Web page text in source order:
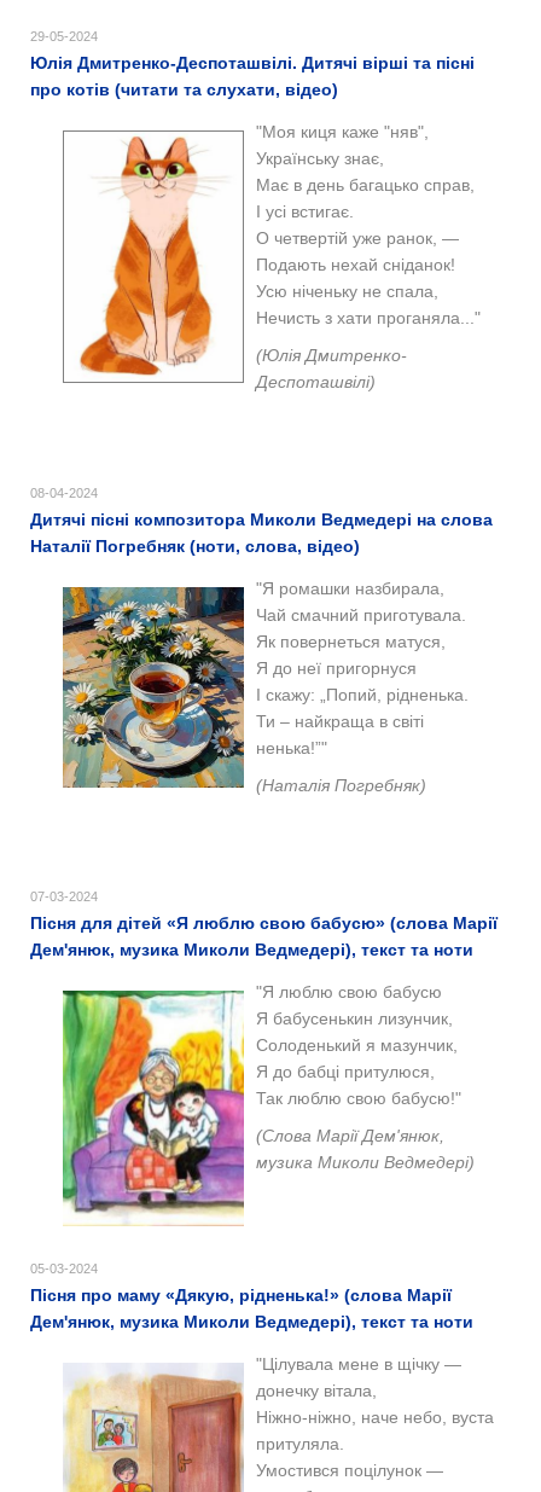
29-05-2024
Юлія Дмитренко-Деспоташвілі. Дитячі вірші та пісні
про котів (читати та слухати, відео)
"Моя киця каже "няв",
Українську знає,
Має в день багацько справ,
І усі встигає.
О четвертій уже ранок, —
Подають нехай сніданок!
Усю ніченьку не спала,
Нечисть з хати проганяла..."
(Юлія Дмитренко-
Деспоташвілі)
08-04-2024
Дитячі пісні композитора Миколи Ведмедері на слова
Наталії Погребняк (ноти, слова, відео)
"Я ромашки назбирала,
Чай смачний приготувала.
Як повернеться матуся,
Я до неї пригорнуся
І скажу: „Попий, рідненька.
Ти – найкраща в світі
ненька!”"
(Наталія Погребняк)
07-03-2024
Пісня для дітей «Я люблю свою бабусю» (слова Марії
Дем'янюк, музика Миколи Ведмедері), текст та ноти
"Я люблю свою бабусю
Я бабусенькин лизунчик,
Солоденький я мазунчик,
Я до бабці притулюся,
Так люблю свою бабусю!"
(Слова Марії Дем'янюк,
музика Миколи Ведмедері)
05-03-2024
Пісня про маму «Дякую, рідненька!» (слова Марії
Дем'янюк, музика Миколи Ведмедері), текст та ноти
"Цілувала мене в щічку —
донечку вітала,
Ніжно-ніжно, наче небо, вуста
притуляла.
Умостився поцілунок —